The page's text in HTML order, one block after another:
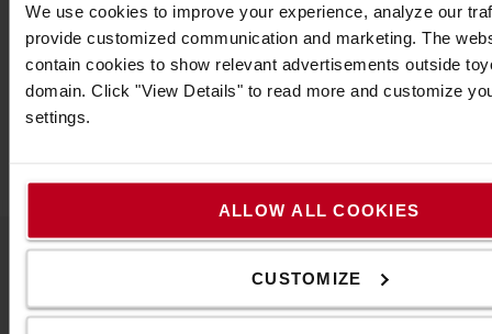
We use cookies to improve your experience, analyze our
provide customized communication and marketing. The
contain cookies to show relevant advertisements outside
domain. Click "View Details" to read more and customize
settings.
ALLOW ALL COOKIES
CUSTOMIZE
Vegye fel velünk a kapcsolatot